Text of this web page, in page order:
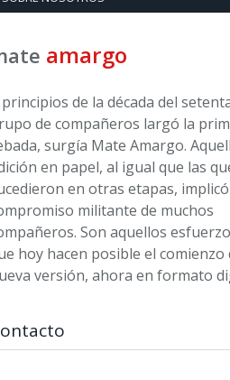
amargo
de la década del
de compañeros largó la
surgía Mate Amargo.
en papel, al igual que las
en otras etapas,
militante de muchos
Son aquellos
hoy hacen posible el comienzo
versión, ahora en formato